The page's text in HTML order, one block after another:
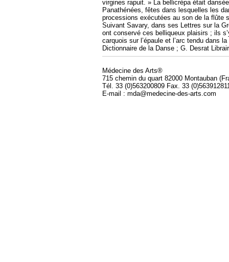
virgines rapuit. » La bellicrépa était
Panathénées, fêtes dans lesquelles les
processions exécutées au son de la flûte
Suivant Savary, dans ses Lettres sur la
ont conservé ces belliqueux plaisirs ; ils
carquois sur l’épaule et l’arc tendu dans
Dictionnaire de la Danse ; G. Desrat
Médecine des Arts®
715 chemin du quart 82000 Montauban
Tél. 33 (0)563200809 Fax. 33
E-mail : mda@medecine-des-arts.com